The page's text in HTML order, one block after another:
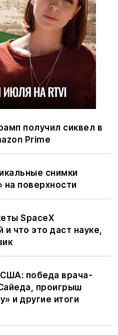
получил сиквел в
Prime
снимки
на поверхности
SpaceX
и что это даст науке,
победа врача-
проигрыш
и другие итоги